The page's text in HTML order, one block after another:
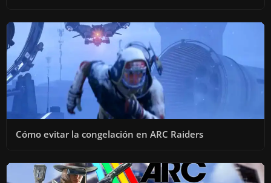
Cómo evitar la congelación en ARC Raiders